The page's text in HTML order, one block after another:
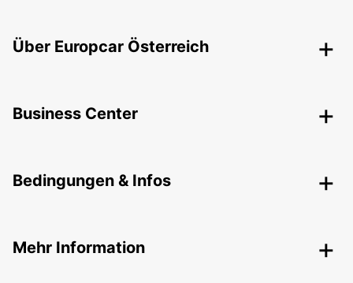
Über Europcar Österreich
Business Center
Bedingungen & Infos
Mehr Information